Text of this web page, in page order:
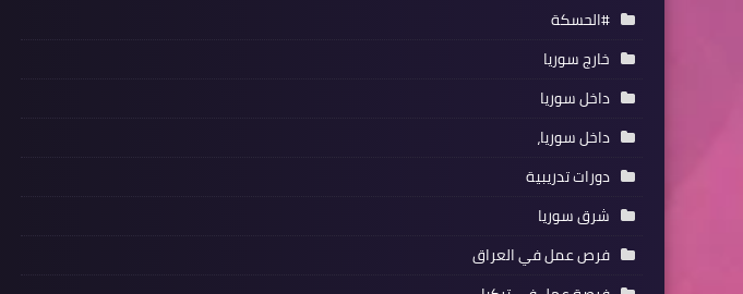
#الحسكة
خارج سوريا
داخل سوريا
داخل سوريا،
دورات تدريبية
شرق سوريا
فرص عمل في العراق